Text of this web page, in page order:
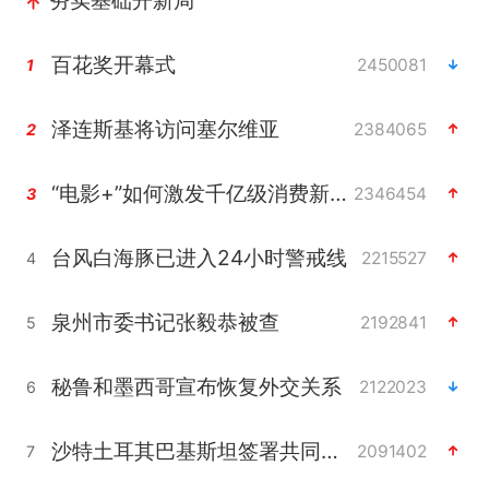
1 百花奖开幕式 2450081
2 泽连斯基将访问塞尔维亚 2384065
3 “电影+”如何激发千亿级消费新活力？ 2346454
4 台风白海豚已进入24小时警戒线 2215527
5 泉州市委书记张毅恭被查 2192841
6 秘鲁和墨西哥宣布恢复外交关系 2122023
7 沙特土耳其巴基斯坦签署共同防务协议 2091402